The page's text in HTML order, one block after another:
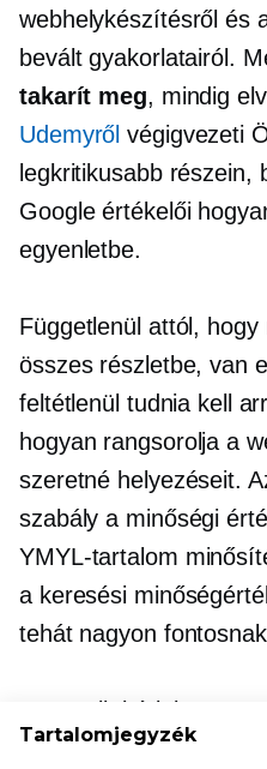
webhelykészítésről és
bevált gyakorlatairól.
takarít meg, mindig
Udemyről végigvezeti
legkritikusabb részein,
Google értékelői
egyenletbe.
Függetlenül attól,
összes részletbe, van
feltétlenül tudnia kell
hogyan rangsorolja a
szeretné helyezéseit.
szabály a minőségi
YMYL-tartalom
a keresési
tehát nagyon
Drumroll, kérlek:
Tartalomjegyzék